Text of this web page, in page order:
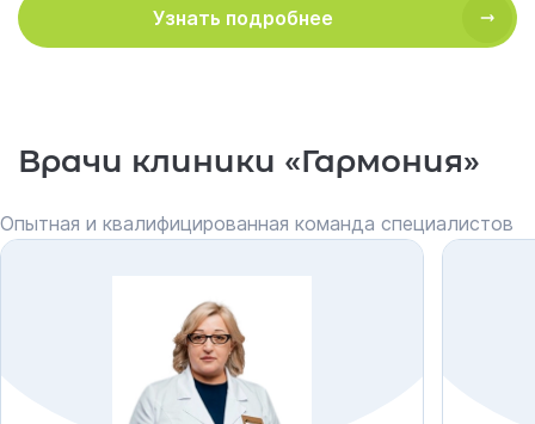
Узнать подробнее
Врачи клиники «Гармония»
Опытная и квалифицированная команда специалистов